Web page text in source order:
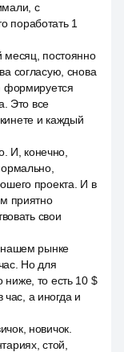
с
поработать 1
месяц, постоянно
согласую, снова
формируется
Это все
и каждый
И, конечно,
проекта. И в
приятно
свои
нашем рынке
Но для
то есть 10 $
а иногда и
новичок.
стой,